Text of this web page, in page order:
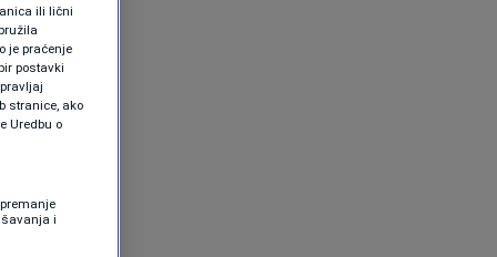
ili lični
je praćenje
postavki
stranice, ako
Uredbu o
i